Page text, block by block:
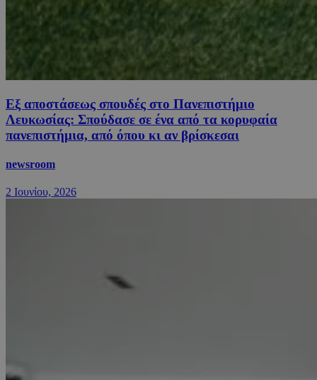
Εξ αποστάσεως σπουδές στο Πανεπιστήμιο
Λευκωσίας: Σπούδασε σε ένα από τα κορυφαία
πανεπιστήμια, από όπου κι αν βρίσκεσαι
newsroom
2 Ιουνίου, 2026